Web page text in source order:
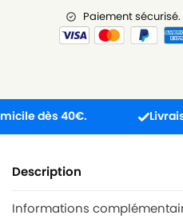
Paiement sécurisé.
40€. Livraison
Description
Informations